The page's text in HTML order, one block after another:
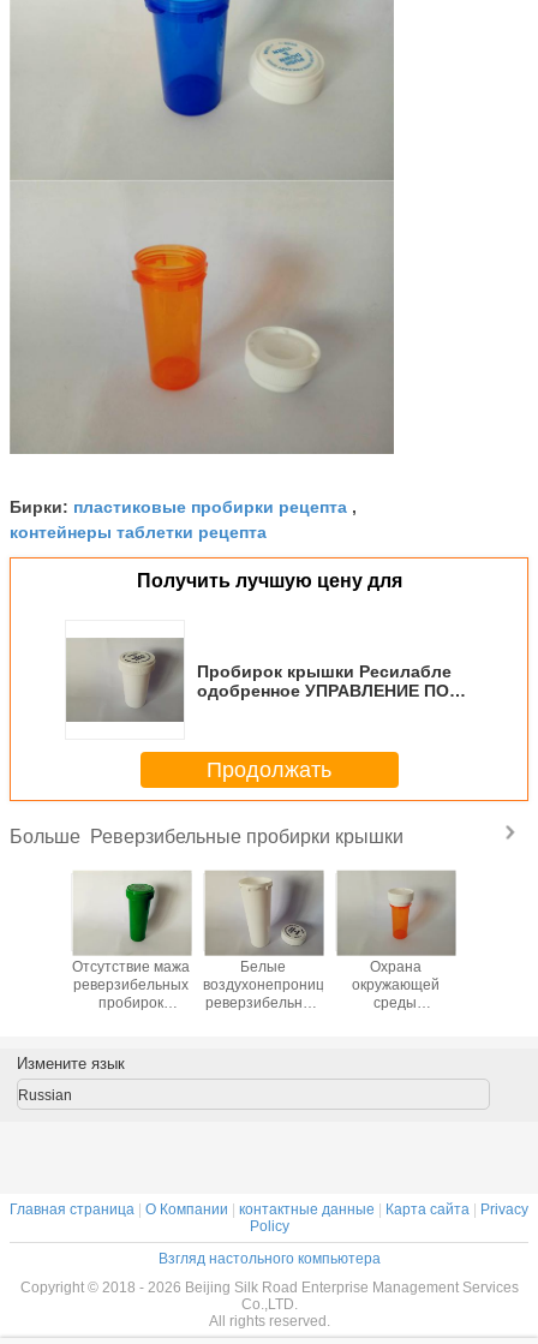
Бирки: пластиковые пробирки рецепта ,
контейнеры таблетки рецепта
Получить лучшую цену для
Пробирок крышки Ресилабле
одобренное УПРАВЛЕНИЕ ПО
ПРОДУКТОВ И МЕДИКАМЕНТОВ
100% влаги 30ДР
реверзибельных белое
устойчивое
Продолжать
Больше Реверзибельные пробирки крышки
Отсутствие мажа
реверзибельных
пробирок
зеленых бутылок
таблетки
доказательства
Белые
воздухонепроницаемые
реверзибельные
Х140мм*Д45мм
Охрана
окружающей
среды
медицинских
Ресиклабле
Измените язык
Russian
Главная страница О Компании контактные данные Карта сайта
Privacy
Policy
Взгляд настольного компьютера
Copyright © 2018 - 2026 Beijing Silk Road Enterprise Management Services
Co.,LTD.
All rights reserved.